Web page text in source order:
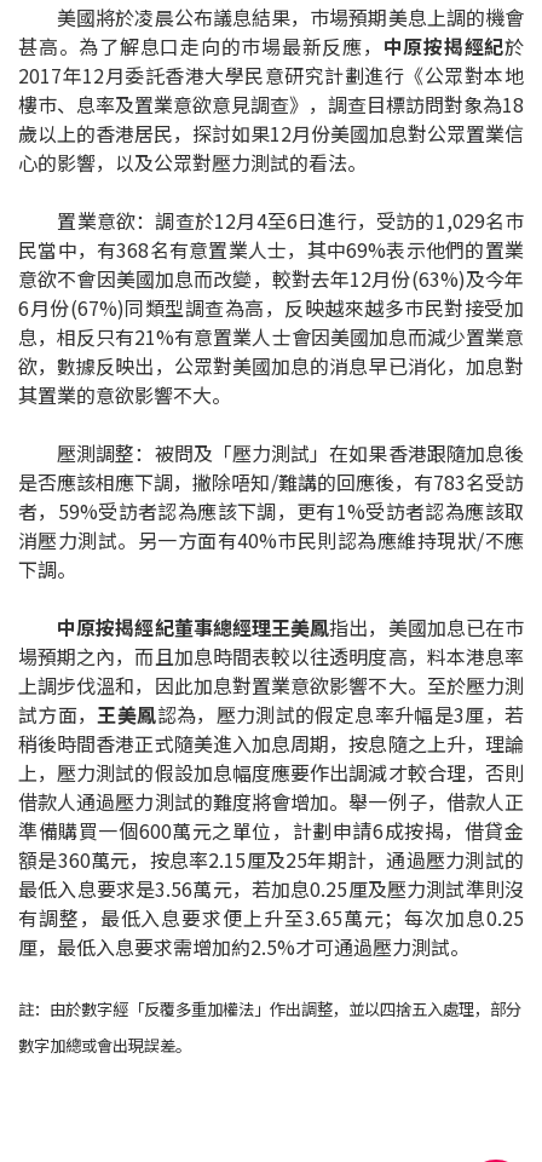
工商舖按揭計算
印花稅計算
免費物業估價
下載中心
按揭全面睇
新聞/研究
公司動態
按市新聞
統計數據庫
按揭快趣智識
按揭智庫
樓按專欄
按揭百科
實時銀行資訊
裝修·保險優惠
免費裝修轉介服務
裝修設計專欄
美國將於凌晨公布議息結果，巿場預期美息上調的機會
甚高。為了解息口走向的巿場最新反應， 中原按揭經紀於
2017年12月委託香港大學民意研究計劃進行《公眾對本地
樓巿、息率及置業意欲意見調查》，調查目標訪問對象為18
歲以上的香港居民，探討如果12月份美國加息對公眾置業信
心的影響，以及公眾對壓力測試的看法。
置業意欲：調查於12月4至6日進行，受訪的1,029名巿
民當中，有368名有意置業人士，其中69%表示他們的置業
意欲不會因美國加息而改變，較對去年12月份(63%)及今年
6月份(67%)同類型調查為高，反映越來越多巿民對接受加
息，相反只有21%有意置業人士會因美國加息而減少置業意
欲，數據反映出，公眾對美國加息的消息早已消化，加息對
其置業的意欲影響不大。
壓測調整：被問及「壓力測試」在如果香港跟隨加息後
是否應該相應下調，撇除唔知/難講的回應後，有783名受訪
者，59%受訪者認為應該下調，更有1%受訪者認為應該取
消壓力測試。另一方面有40%巿民則認為應維持現狀/不應
下調。
中原按揭經紀董事總經理王美鳳指出，美國加息已在巿
場預期之內，而且加息時間表較以往透明度高，料本港息率
上調步伐溫和，因此加息對置業意欲影響不大。至於壓力測
試方面， 王美鳳認為，壓力測試的假定息率升幅是3厘，若
稍後時間香港正式隨美進入加息周期，按息隨之上升，理論
上，壓力測試的假設加息幅度應要作出調減才較合理，否則
借款人通過壓力測試的難度將會增加。舉一例子，借款人正
準備購買一個600萬元之單位，計劃申請6成按揭，借貸金
額是360萬元，按息率2.15厘及25年期計，通過壓力測試的
最低入息要求是3.56萬元，若加息0.25厘及壓力測試準則沒
有調整，最低入息要求便上升至3.65萬元；每次加息0.25
厘，最低入息要求需增加約2.5%才可通過壓力測試。
註：由於數字經「反覆多重加權法」作出調整，並以四捨五入處理，部分
數字加總或會出現誤差。